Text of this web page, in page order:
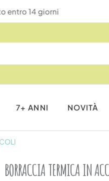
14 giorni
7+ ANNI NOVITÀ
BORRACCIA TERMICA IN